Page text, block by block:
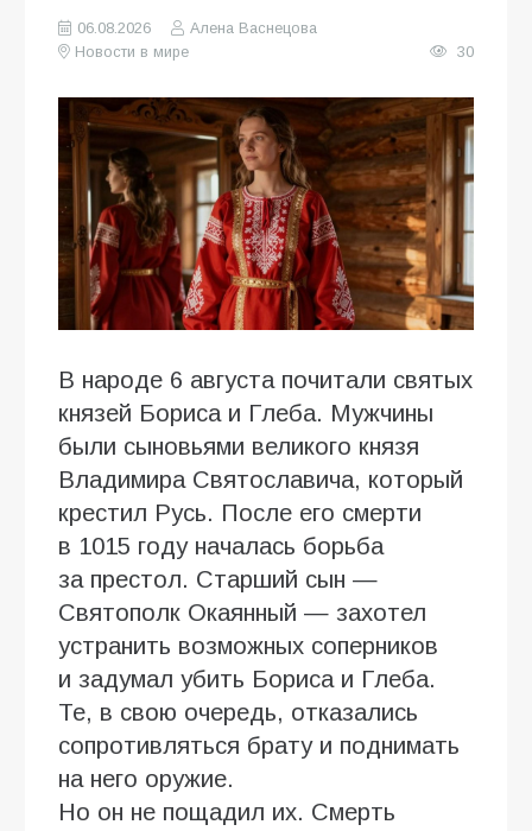
06.08.2026
Алена Васнецова
Новости в мире
30
В народе 6 августа почитали святых
князей Бориса и Глеба. Мужчины
были сыновьями великого князя
Владимира Святославича, который
крестил Русь. После его смерти
в 1015 году началась борьба
за престол. Старший сын —
Святополк Окаянный — захотел
устранить возможных соперников
и задумал убить Бориса и Глеба.
Те, в свою очередь, отказались
сопротивляться брату и поднимать
на него оружие.
Но он не пощадил их. Смерть